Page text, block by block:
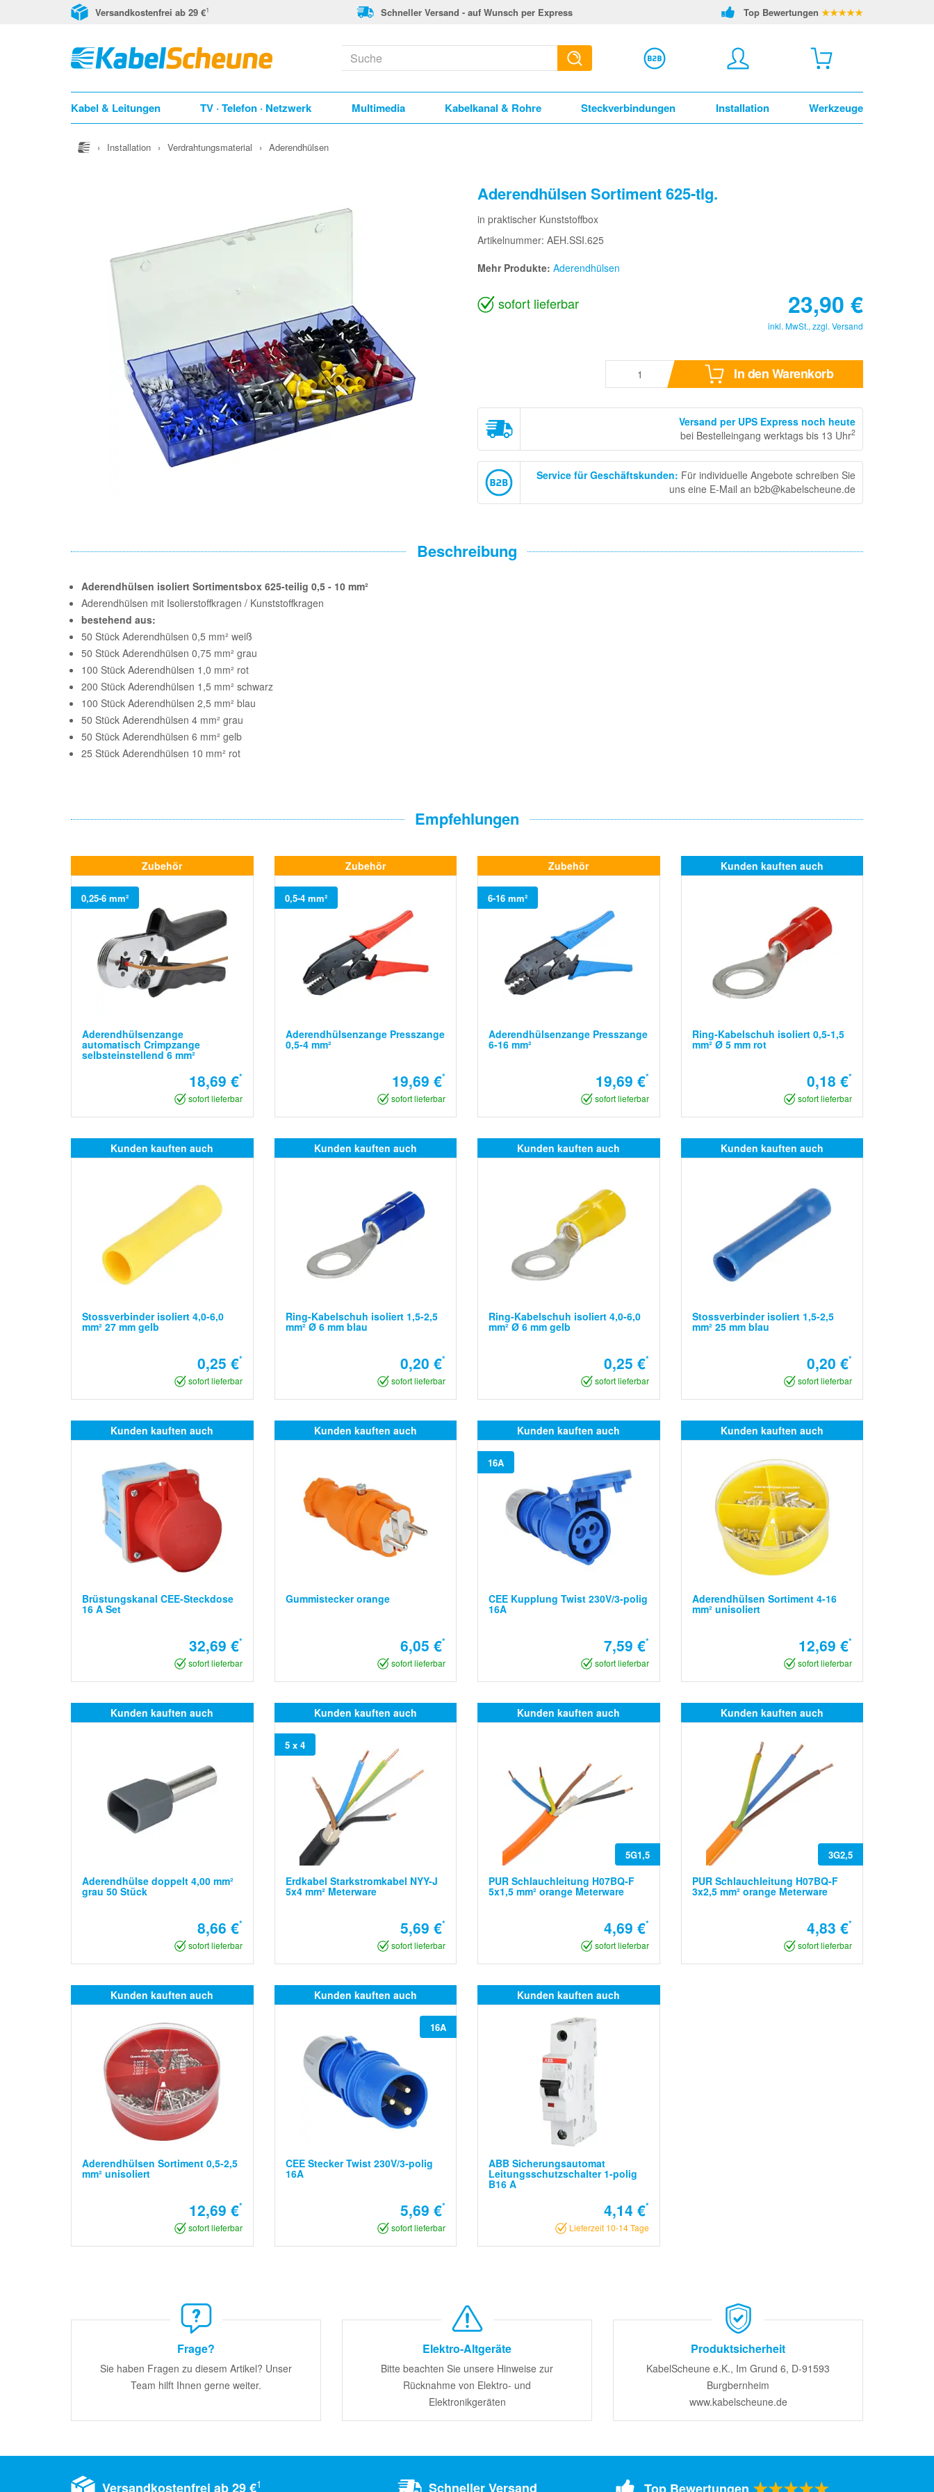
Versandkostenfrei ab 29 €1 Schneller Versand - auf Wunsch per Express Top Bewertungen ★★★★★
Kabel & Leitungen TV · Telefon · Netzwerk Multimedia Kabelkanal & Rohre Steckverbindungen Installation Werkzeuge
› Installation › Verdrahtungsmaterial › Aderendhülsen
Aderendhülsen Sortiment 625-tlg.
in praktischer Kunststoffbox
Artikelnummer: AEH.SSI.625
Mehr Produkte: Aderendhülsen
sofort lieferbar 23,90 €
inkl. MwSt., zzgl. Versand
In den Warenkorb
Versand per UPS Express noch heute
bei Bestelleingang werktags bis 13 Uhr2
Service für Geschäftskunden: Für individuelle Angebote schreiben Sie
uns eine E-Mail an b2b@kabelscheune.de
Beschreibung
Aderendhülsen isoliert Sortimentsbox 625-teilig 0,5 - 10 mm²
Aderendhülsen mit Isolierstoffkragen / Kunststoffkragen
bestehend aus:
50 Stück Aderendhülsen 0,5 mm² weiß
50 Stück Aderendhülsen 0,75 mm² grau
100 Stück Aderendhülsen 1,0 mm² rot
200 Stück Aderendhülsen 1,5 mm² schwarz
100 Stück Aderendhülsen 2,5 mm² blau
50 Stück Aderendhülsen 4 mm² grau
50 Stück Aderendhülsen 6 mm² gelb
25 Stück Aderendhülsen 10 mm² rot
Empfehlungen
Zubehör
0,25-6 mm²
Aderendhülsenzange
automatisch Crimpzange
selbsteinstellend 6 mm²
18,69 €*
sofort lieferbar
Zubehör
0,5-4 mm²
Aderendhülsenzange Presszange
0,5-4 mm²
19,69 €*
sofort lieferbar
Zubehör
6-16 mm²
Aderendhülsenzange Presszange
6-16 mm²
19,69 €*
sofort lieferbar
Kunden kauften auch
Ring-Kabelschuh isoliert 0,5-1,5
mm² Ø 5 mm rot
0,18 €*
sofort lieferbar
Kunden kauften auch
Stossverbinder isoliert 4,0-6,0
mm² 27 mm gelb
0,25 €*
sofort lieferbar
Kunden kauften auch
Ring-Kabelschuh isoliert 1,5-2,5
mm² Ø 6 mm blau
0,20 €*
sofort lieferbar
Kunden kauften auch
Ring-Kabelschuh isoliert 4,0-6,0
mm² Ø 6 mm gelb
0,25 €*
sofort lieferbar
Kunden kauften auch
Stossverbinder isoliert 1,5-2,5
mm² 25 mm blau
0,20 €*
sofort lieferbar
Kunden kauften auch
Brüstungskanal CEE-Steckdose
16 A Set
32,69 €*
sofort lieferbar
Kunden kauften auch
Gummistecker orange
6,05 €*
sofort lieferbar
Kunden kauften auch
16A
CEE Kupplung Twist 230V/3-polig
16A
7,59 €*
sofort lieferbar
Kunden kauften auch
Aderendhülsen Sortiment 4-16
mm² unisoliert
12,69 €*
sofort lieferbar
Kunden kauften auch
Aderendhülse doppelt 4,00 mm²
grau 50 Stück
8,66 €*
sofort lieferbar
Kunden kauften auch
5 x 4
Erdkabel Starkstromkabel NYY-J
5x4 mm² Meterware
5,69 €*
sofort lieferbar
Kunden kauften auch
5G1,5
PUR Schlauchleitung H07BQ-F
5x1,5 mm² orange Meterware
4,69 €*
sofort lieferbar
Kunden kauften auch
3G2,5
PUR Schlauchleitung H07BQ-F
3x2,5 mm² orange Meterware
4,83 €*
sofort lieferbar
Kunden kauften auch
Aderendhülsen Sortiment 0,5-2,5
mm² unisoliert
12,69 €*
sofort lieferbar
Kunden kauften auch
16A
CEE Stecker Twist 230V/3-polig
16A
5,69 €*
sofort lieferbar
Kunden kauften auch
ABB Sicherungsautomat
Leitungsschutzschalter 1-polig
B16 A
4,14 €*
Lieferzeit 10-14 Tage
Frage?
Sie haben Fragen zu diesem Artikel? Unser
Team hilft Ihnen gerne weiter.
Elektro-Altgeräte
Bitte beachten Sie unsere Hinweise zur
Rücknahme von Elektro- und
Elektronikgeräten
Produktsicherheit
KabelScheune e.K., Im Grund 6, D-91593
Burgbernheim
www.kabelscheune.de
Versandkostenfrei ab 29 €1 Schneller Versand Top Bewertungen